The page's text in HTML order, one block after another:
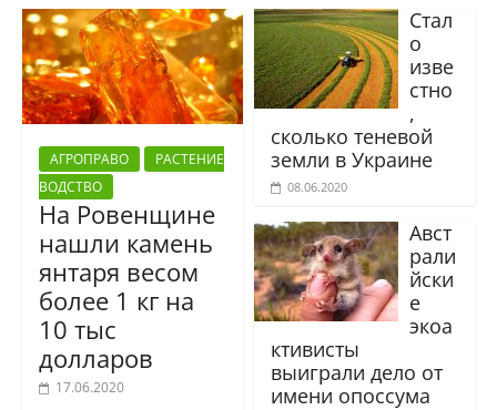
АГРОПРАВО
РАСТЕНИЕ
ВОДСТВО
На Ровенщине
нашли камень
янтаря весом
более 1 кг на
10 тыс
долларов
17.06.2020
Стал
о
изве
стно
,
сколько теневой
земли в Украине
08.06.2020
Авст
рали
йски
е
экоа
ктивисты
выиграли дело от
имени опоссума